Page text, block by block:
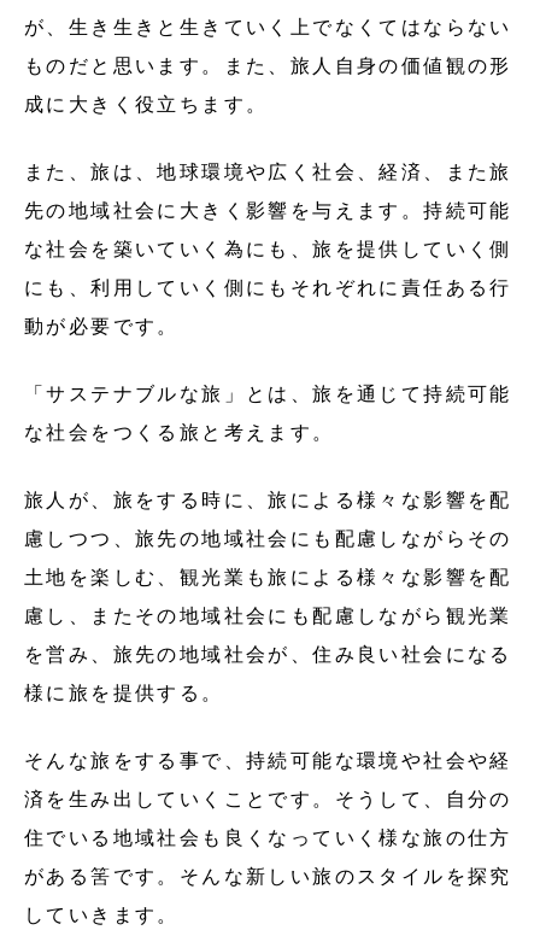
が、生き生きと生きていく上でなくてはならない
ものだと思います。また、旅人自身の価値観の形
成に大きく役立ちます。
また、旅は、地球環境や広く社会、経済、また旅
先の地域社会に大きく影響を与えます。持続可能
な社会を築いていく為にも、旅を提供していく側
にも、利用していく側にもそれぞれに責任ある行
動が必要です。
「サステナブルな旅」とは、旅を通じて持続可能
な社会をつくる旅と考えます。
旅人が、旅をする時に、旅による様々な影響を配
慮しつつ、旅先の地域社会にも配慮しながらその
土地を楽しむ、観光業も旅による様々な影響を配
慮し、またその地域社会にも配慮しながら観光業
を営み、旅先の地域社会が、住み良い社会になる
様に旅を提供する。
そんな旅をする事で、持続可能な環境や社会や経
済を生み出していくことです。そうして、自分の
住でいる地域社会も良くなっていく様な旅の仕方
がある筈です。そんな新しい旅のスタイルを探究
していきます。